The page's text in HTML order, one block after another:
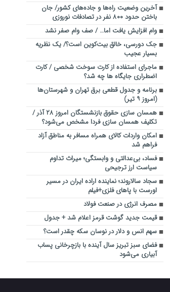
آخرین وضعیت راه‌ها و جاده‌های کشور/ جان
باختن حدود ۸۰۰ نفر در تصادفات نوروزی
وام افزایش یافت اما… / صف وام صفر نشد
جک دورسی، خالق بیت‌کوین است؟/ یک نظریه
بسیار عجیب
ماجرای استفاده از کارت سوخت شخصی / کارت
اضطراری جایگاه ها چه شد؟
برنامه و جدول قطعی برق تهران و شهرستان‌ها
(امروز ۹ تیر)
همسان سازی حقوق بازنشستگان امروز ۲۸ آذر /
تکلیف همسان سازی فردا مشخص می‌شود؟
امکان واردات کالای همراه مسافر به مناطق آزاد
فراهم شد
فساد، بی‌عدالتی و وابستگی؛ میراث تداوم
سیاست ارز ترجیحی
سجاد سالاروند؛ نماینده اراده ایران در مسیر
اورست با پاهای فلزی+فیلم
مصرف انرژی در صنعت فولاد
قیمت جدید گوشت قرمز اعلام شد + جدول
سهم انس و‌ دلار در نوسان سکه چقدر است؟
فضای سبز تبریز سال آینده با بازچرخانی پساب
آبیاری می‌شود